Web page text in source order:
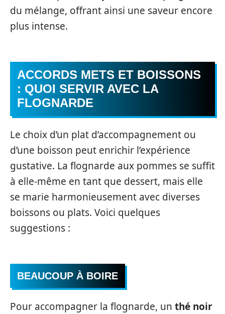
du mélange, offrant ainsi une saveur encore
plus intense.
ACCORDS METS ET BOISSONS
: QUOI SERVIR AVEC LA
FLOGNARDE
Le choix d’un plat d’accompagnement ou
d’une boisson peut enrichir l’expérience
gustative. La flognarde aux pommes se suffit
à elle-même en tant que dessert, mais elle
se marie harmonieusement avec diverses
boissons ou plats. Voici quelques
suggestions :
BEAUCOUP À BOIRE
Pour accompagner la flognarde, un thé noir